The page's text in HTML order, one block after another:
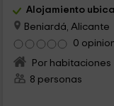
Alojamiento
Beniardá, Alicante
0
Por habitaciones
8 personas